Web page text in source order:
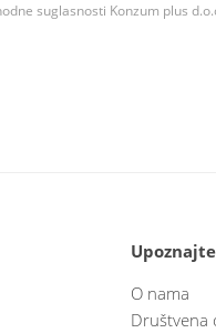
suglasnosti Konzum plus
O nama
Društvena